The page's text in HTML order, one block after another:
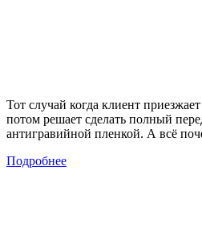
Тот случай когда клиент
потом решает сделать полный
антигравийной пленкой. А всё
Подробнее